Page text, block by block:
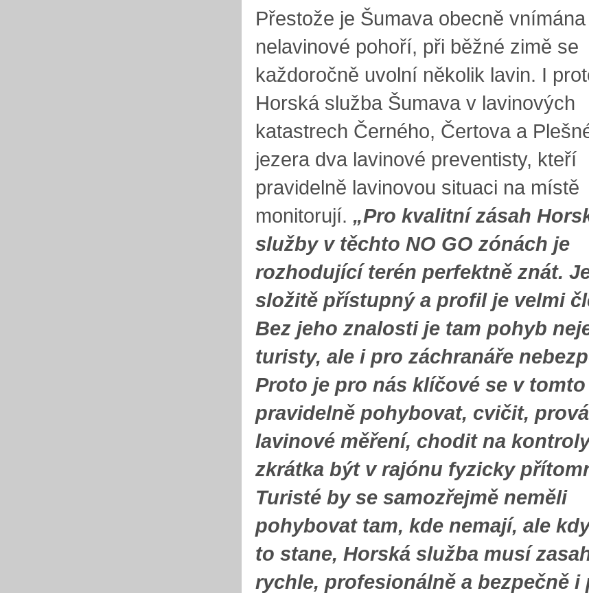
Přestože je Šumava obecně
nelavinové pohoří, při běžné zimě se
každoročně uvolní několik lavin. I
Horská služba Šumava v lavinových
katastrech Černého, Čertova a
jezera dva lavinové preventisty, kteří
pravidelně lavinovou situaci na místě
monitorují. „Pro kvalitní zásah
služby v těchto NO GO zónách je
rozhodující terén perfektně znát.
složitě přístupný a profil je velmi
Bez jeho znalosti je tam pohyb
turisty, ale i pro záchranáře
Proto je pro nás klíčové se v
pravidelně pohybovat, cvičit,
lavinové měření, chodit na
zkrátka být v rajónu fyzicky
Turisté by se samozřejmě neměli
pohybovat tam, kde nemají, ale
to stane, Horská služba musí
rychle, profesionálně a bezpečně i